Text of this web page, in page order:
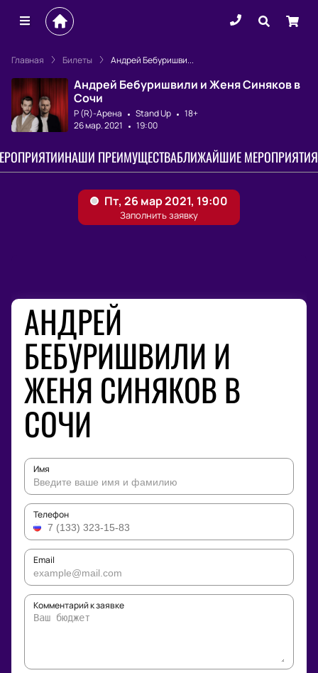
Главная Билеты Андрей Бебуришви...
Андрей Бебуришвили и Женя Синяков в
Сочи
Р (R)-Арена Stand Up
18+
26 мар. 2021
19:00
НАШИ ПРЕИМУЩЕСТВАБЛИЖАЙШИЕ МЕРОПРИЯТИЯ
АНДРЕЙ
БЕБУРИШВИЛИ И
ЖЕНЯ СИНЯКОВ В
СОЧИ
Имя
Телефон
Email
Комментарий к заявке